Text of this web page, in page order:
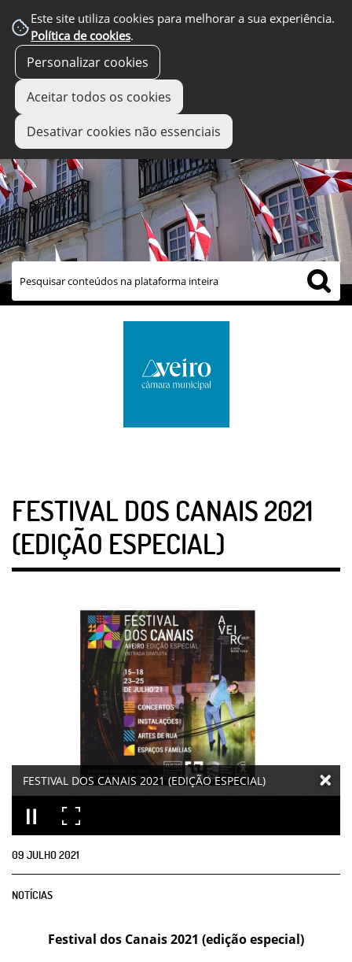
Este site utiliza cookies para melhorar a sua experiência.
Política de cookies.
Personalizar cookies
Aceitar todos os cookies
Desativar cookies não essenciais
links úteis
FESTIVAL DOS CANAIS 2021
(EDIÇÃO ESPECIAL)
FESTIVAL DOS CANAIS 2021 (EDIÇÃO ESPECIAL)
09 JULHO2021
NOTÍCIAS
Festival dos Canais 2021 (edição especial)